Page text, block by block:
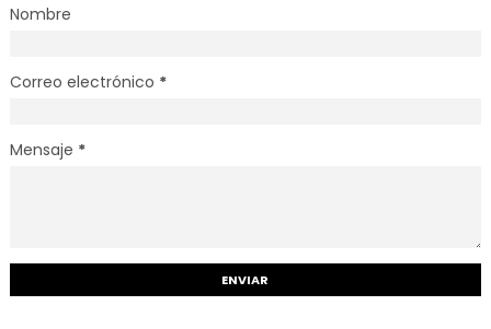
Nombre
Correo electrónico *
Mensaje *